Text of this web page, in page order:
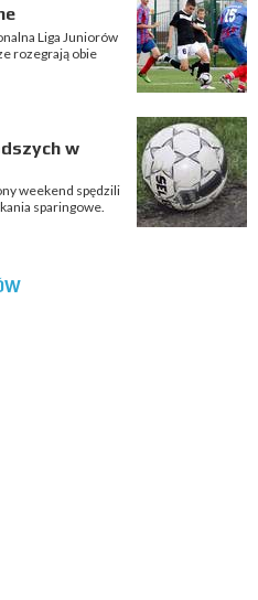
Liga Juniorów
rozegrają obie
w
weekend spędzili
sparingowe.